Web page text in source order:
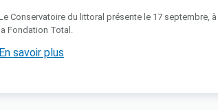
Conservatoire du littoral présente le 17 septembre,
la Fondation Total.
En savoir plus